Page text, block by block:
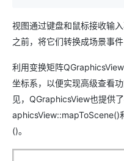
视图通过键盘和鼠标接收输
之前，将它们转换成场景事
利用变换矩阵
坐标系，以便实现高级查看
见，QGraphicsView也提供
aphicsView::mapToScene()
()。